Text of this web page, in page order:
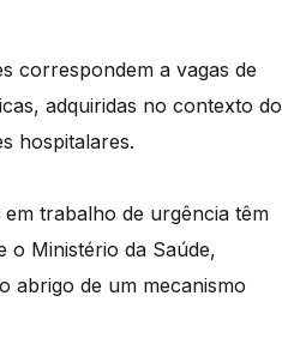
correspondem a vagas de
adquiridas no contexto do
hospitalares.
em trabalho de urgência têm
o Ministério da Saúde,
abrigo de um mecanismo